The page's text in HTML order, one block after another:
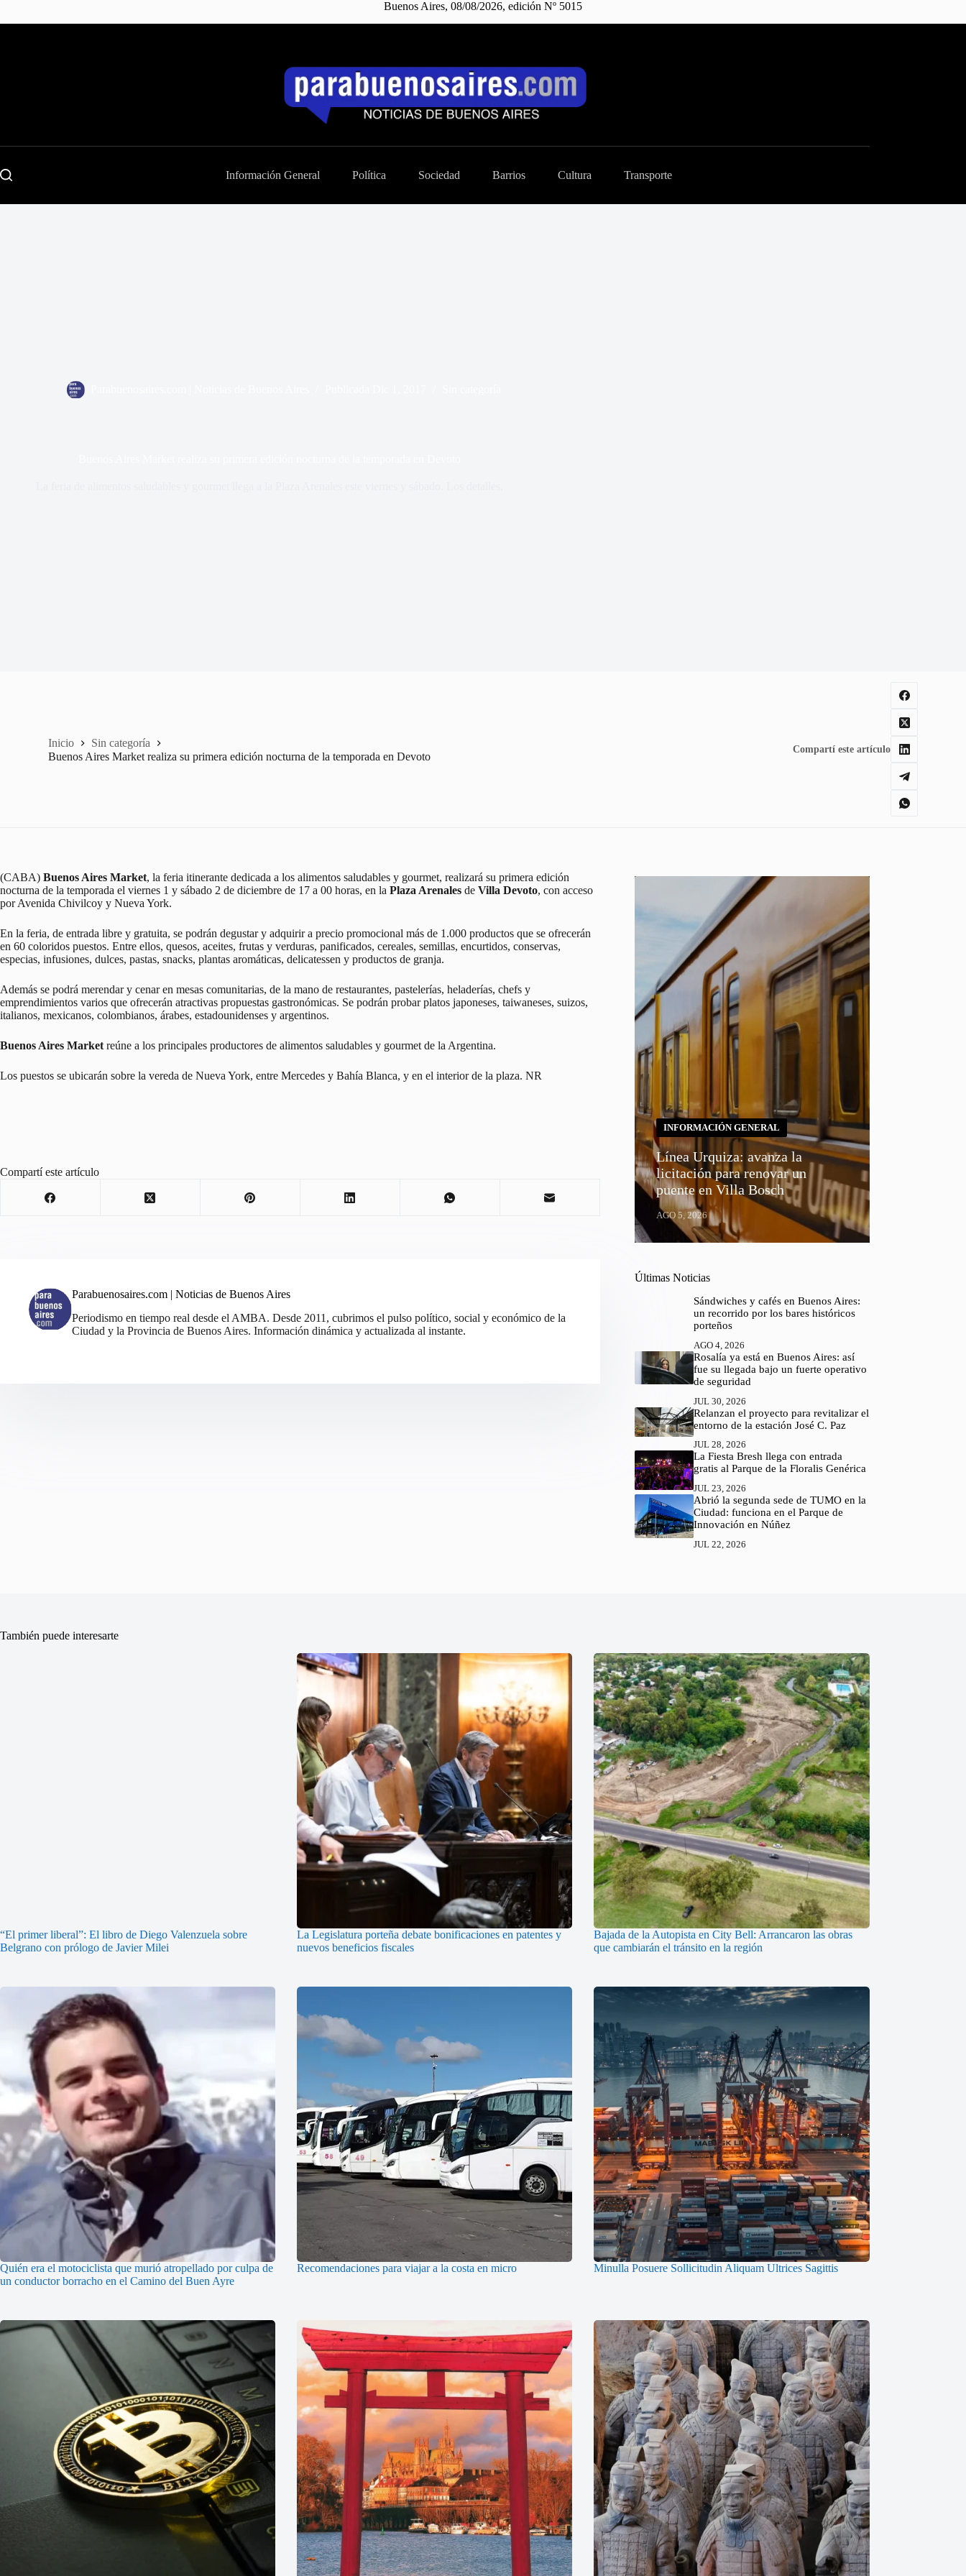
Buenos Aires, 08/08/2026, edición Nº 5015
Información General Política Sociedad Barrios Cultura Transporte
Inicio
Sin categoría
Buenos Aires Market realiza su primera edición nocturna de la temporada en Devoto
Compartí este artículo
(CABA) Buenos Aires Market, la feria itinerante dedicada a los alimentos saludables y gourmet, realizará su primera edición
nocturna de la temporada el viernes 1 y sábado 2 de diciembre de 17 a 00 horas, en la Plaza Arenales de Villa Devoto, con acceso
por Avenida Chivilcoy y Nueva York.
En la feria, de entrada libre y gratuita, se podrán degustar y adquirir a precio promocional más de 1.000 productos que se ofrecerán
en 60 coloridos puestos. Entre ellos, quesos, aceites, frutas y verduras, panificados, cereales, semillas, encurtidos, conservas,
especias, infusiones, dulces, pastas, snacks, plantas aromáticas, delicatessen y productos de granja.
Además se podrá merendar y cenar en mesas comunitarias, de la mano de restaurantes, pastelerías, heladerías, chefs y
emprendimientos varios que ofrecerán atractivas propuestas gastronómicas. Se podrán probar platos japoneses, taiwaneses, suizos,
italianos, mexicanos, colombianos, árabes, estadounidenses y argentinos.
Buenos Aires Market reúne a los principales productores de alimentos saludables y gourmet de la Argentina.
Los puestos se ubicarán sobre la vereda de Nueva York, entre Mercedes y Bahía Blanca, y en el interior de la plaza. NR
Compartí este artículo
Parabuenosaires.com | Noticias de Buenos Aires
Periodismo en tiempo real desde el AMBA. Desde 2011, cubrimos el pulso político, social y económico de la
Ciudad y la Provincia de Buenos Aires. Información dinámica y actualizada al instante.
INFORMACIÓN GENERAL
Línea Urquiza: avanza la
licitación para renovar un
puente en Villa Bosch
AGO 5, 2026
Últimas Noticias
Sándwiches y cafés en Buenos Aires:
un recorrido por los bares históricos
porteños
AGO 4, 2026
Rosalía ya está en Buenos Aires: así
fue su llegada bajo un fuerte operativo
de seguridad
JUL 30, 2026
Relanzan el proyecto para revitalizar el
entorno de la estación José C. Paz
JUL 28, 2026
La Fiesta Bresh llega con entrada
gratis al Parque de la Floralis Genérica
JUL 23, 2026
Abrió la segunda sede de TUMO en la
Ciudad: funciona en el Parque de
Innovación en Núñez
JUL 22, 2026
También puede interesarte
“El primer liberal”: El libro de Diego Valenzuela sobre
Belgrano con prólogo de Javier Milei
La Legislatura porteña debate bonificaciones en patentes y
nuevos beneficios fiscales
Bajada de la Autopista en City Bell: Arrancaron las obras
que cambiarán el tránsito en la región
Quién era el motociclista que murió atropellado por culpa de
un conductor borracho en el Camino del Buen Ayre
Recomendaciones para viajar a la costa en micro Minulla Posuere Sollicitudin Aliquam Ultrices Sagittis